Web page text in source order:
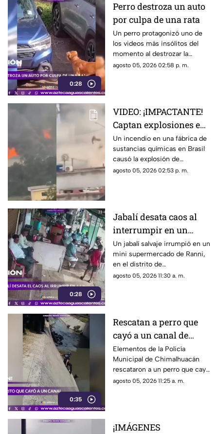
0:28
Perro destroza un auto
por culpa de una rata
Un perro protagonizó uno de
los videos más insólitos del
momento al destrozar la
defensa de un automóvil con
agosto 05, 2026 02:58 p. m.
VIDEO: ¡IMPACTANTE!
Captan explosiones en
alcantarillas tras el
incendio en una
fábrica
Un incendio en una fábrica de
sustancias químicas en Brasil
causó la explosión de
alcantarillas; el momento
agosto 05, 2026 02:53 p. m.
0:28
Jabalí desata caos al
interrumpir en un
comercio y embiste a
un hombre
Un jabalí salvaje irrumpió en un
mini supermercado de Ranni,
en el distrito de
Pathanamthitta, Kerala, India,
agosto 05, 2026 11:30 a. m.
0:35
Rescatan a perro que
cayó a un canal de
aguas negras en
Chimalhuacán
Elementos de la Policía
Municipal de Chimalhuacán
rescataron a un perro que cayó
a un canal de aguas negras,
agosto 05, 2026 11:25 a. m.
¡IMÁGENES